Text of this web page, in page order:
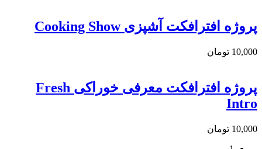
پروژه افترافکت آشپزی Cooking Show
10,000 تومان
پروژه افترافکت معرفی خوراکی Fresh
Intro
10,000 تومان